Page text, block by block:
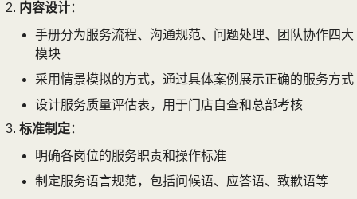
内容设计：
手册分为服务流程、沟通规范、问题处理、团队协作四大
模块
采用情景模拟的方式，通过具体案例展示正确的服务方式
设计服务质量评估表，用于门店自查和总部考核
标准制定：
明确各岗位的服务职责和操作标准
制定服务语言规范，包括问候语、应答语、致歉语等